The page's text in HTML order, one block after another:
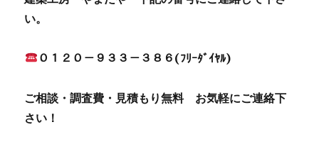
い。
０１２０－９３３－３８６(ﾌﾘｰﾀﾞｲﾔﾙ)
ご相談・調査費・見積もり無料 お気軽にご連絡下
さい！